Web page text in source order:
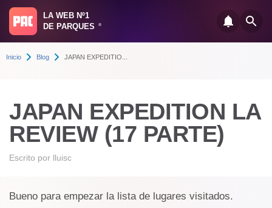
LA WEB Nº1
DE PARQUES
®
Inicio Blog JAPAN EXPEDITIO...
JAPAN EXPEDITION LA
REVIEW (17 PARTE)
Escrito por lluisc
Bueno para empezar la lista de lugares visitados.